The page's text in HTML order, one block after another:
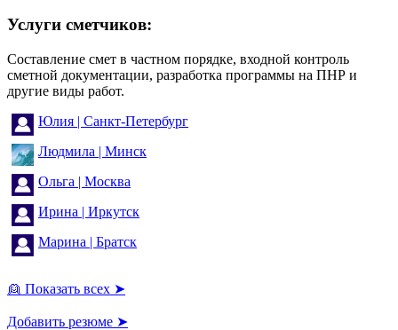
Услуги сметчиков:
Составление смет в частном порядке, входной контроль
сметной документации, разработка программы на ПНР и
другие виды работ.
Юлия | Санкт-Петербург
Людмила | Минск
Ольга | Москва
Ирина | Иркутск
Марина | Братск
👱 Показать всех ➤
Добавить резюме ➤